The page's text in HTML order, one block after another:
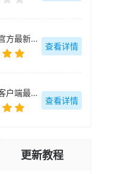
河马畅听官方最新版-v1.0.2
查看详情
云上陆川客户端最新版-v3.7.190
查看详情
更新教程